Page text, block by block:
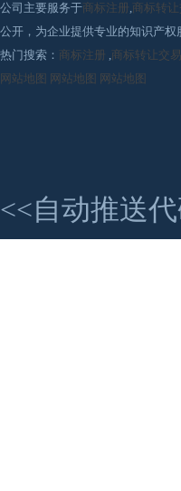
公司主要服务于商标注册 ,商标转
公开，为企业提供专业的知识产权
热门搜索： 商标注册 ,商标转让交易
网站地图 网站地图 网站地图
<<自动推送